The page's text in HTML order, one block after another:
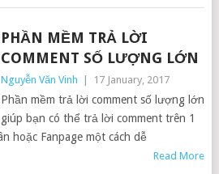
PHẦN MỀM TRẢ LỜI
COMMENT SỐ LƯỢNG LỚN
Nguyễn Văn Vinh 17 January, 2017
Phần mềm trả lời comment số lượng lớn
giúp bạn có thể trả lời comment trên 1
hoặc Fanpage một cách dễ
Read More